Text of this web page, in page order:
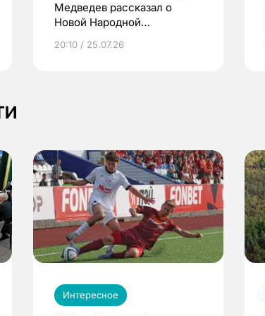
Медведев рассказал о
Новой Народной
20:10 / 25.07.26
Интересное